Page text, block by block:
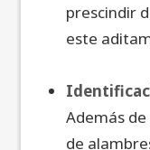
prescindir
este
Además
de